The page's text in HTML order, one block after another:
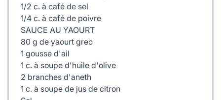
1/2 c. à café de sel
1/4 c. à café de poivre
SAUCE AU YAOURT
80 g de yaourt grec
1 gousse d'ail
1 c. à soupe d'huile d'olive
2 branches d'aneth
1 c. à soupe de jus de citron